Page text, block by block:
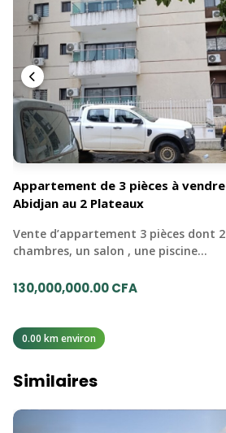
Appartement de 3 pièces à vendre
Abidjan au 2 Plateaux
Vente d’appartement 3 pièces dont 2
chambres, un salon , une piscine…
130,000,000.00 CFA
0.00 km environ
Similaires